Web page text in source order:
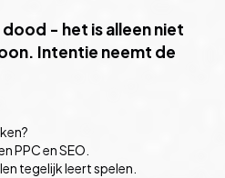
- het is alleen niet
Intentie neemt de
PPC en SEO.
tegelijk leert spelen.